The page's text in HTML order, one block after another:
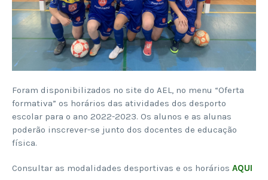
Foram disponibilizados no site do AEL, no menu “Oferta
formativa” os horários das atividades dos desporto
escolar para o ano 2022-2023. Os alunos e as alunas
poderão inscrever-se junto dos docentes de educação
física.
Consultar as modalidades desportivas e os horários AQUI